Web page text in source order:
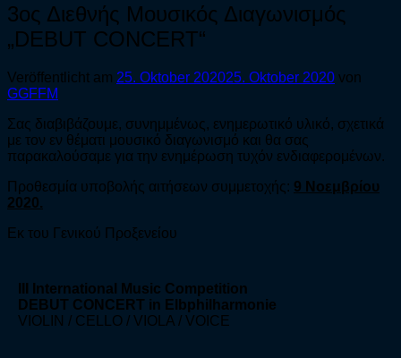
3ος Διεθνής Μουσικός Διαγωνισμός
„DEBUT CONCERT“
Veröffentlicht am 25. Oktober 202025. Oktober 2020 von
GGFFM
Σας διαβιβάζουμε, συνημμένως, ενημερωτικό υλικό, σχετικά
με τον εν θέματι μουσικό διαγωνισμό και θα σας
παρακαλούσαμε για την ενημέρωση τυχόν ενδιαφερομένων.
Προθεσμία υποβολής αιτήσεων συμμετοχής: 9 Νοεμβρίου
2020.
Εκ του Γενικού Προξενείου
III International Music Competition
DEBUT CONCERT in Elbphilharmonie
VIOLIN / CELLO / VIOLA / VOICE